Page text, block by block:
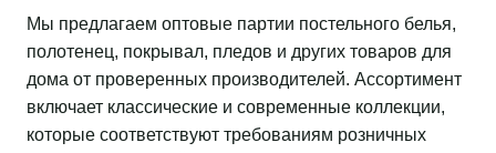
Мы предлагаем оптовые партии постельного белья,
полотенец, покрывал, пледов и других товаров для
дома от проверенных производителей. Ассортимент
включает классические и современные коллекции,
которые соответствуют требованиям розничных